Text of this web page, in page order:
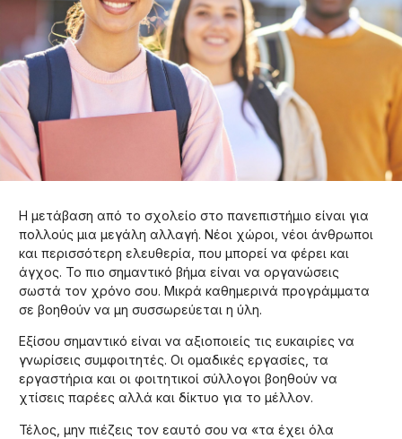
Η μετάβαση από το σχολείο στο πανεπιστήμιο είναι για
πολλούς μια μεγάλη αλλαγή. Νέοι χώροι, νέοι άνθρωποι
και περισσότερη ελευθερία, που μπορεί να φέρει και
άγχος. Το πιο σημαντικό βήμα είναι να οργανώσεις
σωστά τον χρόνο σου. Μικρά καθημερινά προγράμματα
σε βοηθούν να μη συσσωρεύεται η ύλη.
Εξίσου σημαντικό είναι να αξιοποιείς τις ευκαιρίες να
γνωρίσεις συμφοιτητές. Οι ομαδικές εργασίες, τα
εργαστήρια και οι φοιτητικοί σύλλογοι βοηθούν να
χτίσεις παρέες αλλά και δίκτυο για το μέλλον.
Τέλος, μην πιέζεις τον εαυτό σου να «τα έχει όλα